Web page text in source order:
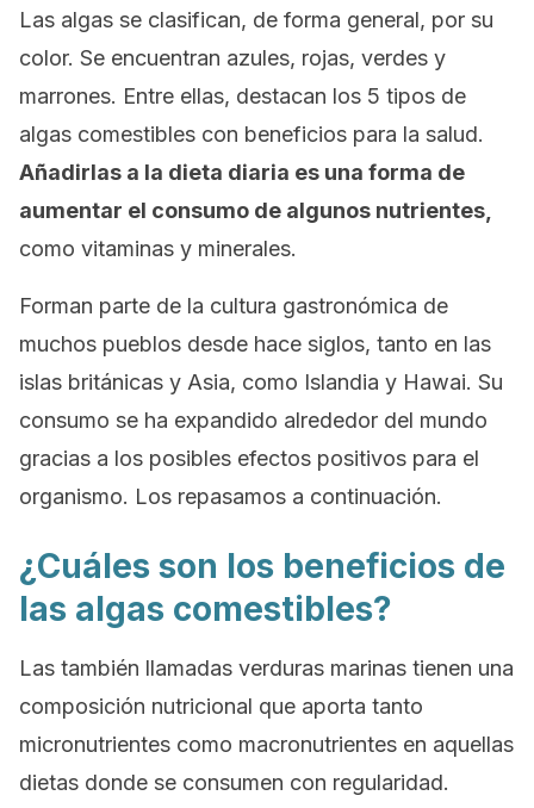
Las algas se clasifican, de forma general, por su
color. Se encuentran azules, rojas, verdes y
marrones. Entre ellas, destacan los 5 tipos de
algas comestibles con beneficios para la salud.
Añadirlas a la dieta diaria es una forma de
aumentar el consumo de algunos nutrientes,
como vitaminas y minerales.
Forman parte de la cultura gastronómica de
muchos pueblos desde hace siglos, tanto en las
islas británicas y Asia, como Islandia y Hawai. Su
consumo se ha expandido alrededor del mundo
gracias a los posibles efectos positivos para el
organismo. Los repasamos a continuación.
¿Cuáles son los beneficios de
las algas comestibles?
Las también llamadas verduras marinas tienen una
composición nutricional que aporta tanto
micronutrientes como macronutrientes en aquellas
dietas donde se consumen con regularidad.